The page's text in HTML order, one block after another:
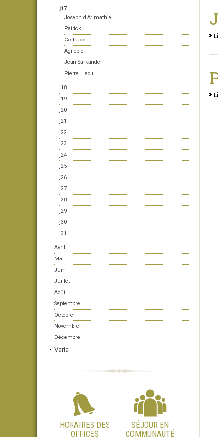
j17
Joseph d'Arimathie
Patrick
Gertrude
Agricole
Jean Sarkander
Pierre Lieou
j18
j19
j20
j21
j22
j23
j24
j25
j26
j27
j28
j29
j30
j31
Avril
Mai
Juin
Juillet
Août
Septembre
Octobre
Novembre
Décembre
Varia
HORAIRES DES
OFFICES
SÉJOUR EN
COMMUNAUTÉ